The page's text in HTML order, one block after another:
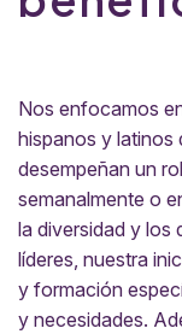
Nos enfocamos
hispanos y latinos
desempeñan un
semanalmente o
la diversidad y los
líderes, nuestra
y formación
y necesidades.